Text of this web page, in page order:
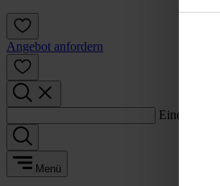
Angebot anfordern
Einen
Menü